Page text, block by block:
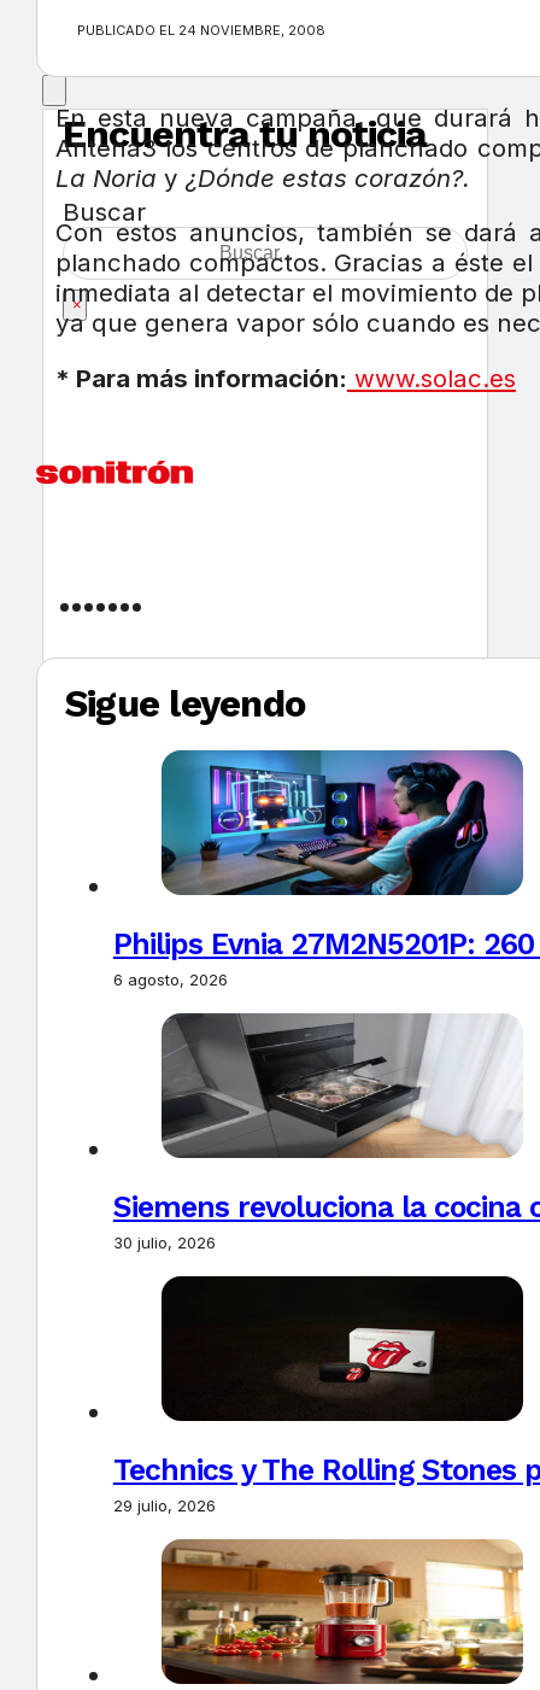
Encuentra tu noticia
Buscar
×
PUBLICADO EL 24 NOVIEMBRE, 2008
En esta nueva campaña, que durará
Antena3 los centros de planchado
La Noria y ¿Dónde estas corazón?.
Con estos anuncios, también se
planchado compactos. Gracias a éste
inmediata al detectar el movimiento de
ya que genera vapor sólo cuando es
* Para más información: www.solac.es
Sigue leyendo
Philips Evnia 27M2N5201P:
6 agosto, 2026
Siemens revoluciona la
30 julio, 2026
Technics y The Rolling Stones
29 julio, 2026